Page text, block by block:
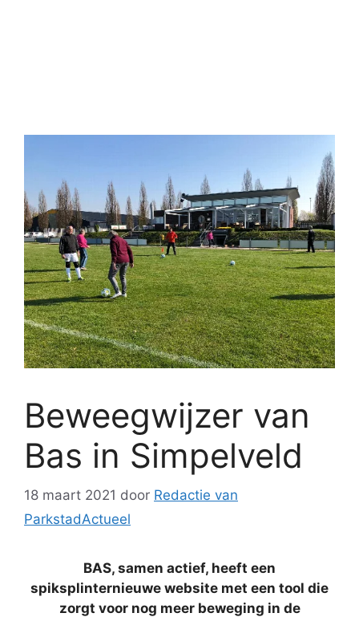
Beweegwijzer van
Bas in Simpelveld
18 maart 2021 door Redactie van
ParkstadActueel
BAS, samen actief, heeft een
spiksplinternieuwe website met een tool die
zorgt voor nog meer beweging in de